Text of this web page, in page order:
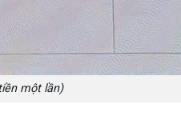
một lần)